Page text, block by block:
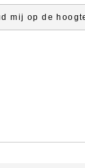
mij op de